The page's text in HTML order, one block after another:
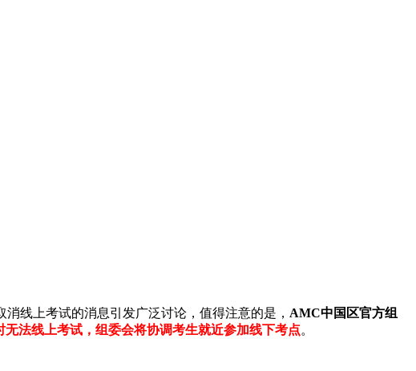
线上考试的消息引发广泛讨论，值得注意的是， AMC中国区官方组
无法线上考试，组委会将协调考生就近参加线下考点。